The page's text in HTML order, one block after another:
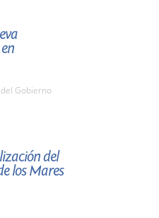
Gobierno
del
los Mares